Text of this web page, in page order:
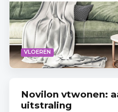
VLOEREN
Novilon vtwonen:
uitstraling